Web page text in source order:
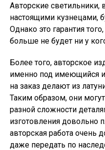
Авторские
настоящими кузнецами,
Однако это гарантия
больше не будет ни у
Более того, авторское
именно под имеющийся
на заказ делают из
Таким образом, они
разной сложности
изготовления довольно
авторская работа очень
даже передать по